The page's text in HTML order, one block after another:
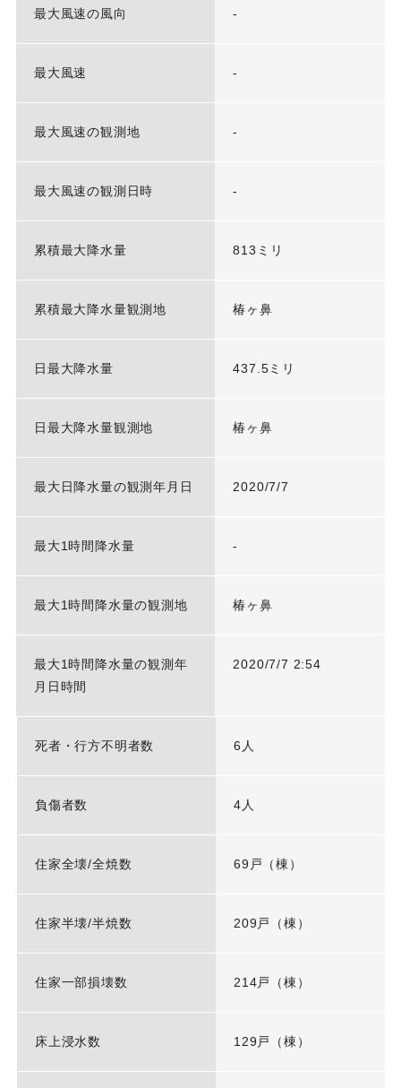
最大風速の風向 -
最大風速 -
最大風速の観測地 -
最大風速の観測日時 -
累積最大降水量 813ミリ
累積最大降水量観測地 椿ヶ鼻
日最大降水量 437.5ミリ
日最大降水量観測地 椿ヶ鼻
最大日降水量の観測年月日 2020/7/7
最大1時間降水量 -
最大1時間降水量の観測地 椿ヶ鼻
最大1時間降水量の観測年
月日時間
2020/7/7 2:54
死者・行方不明者数 6人
負傷者数 4人
住家全壊/全焼数 69戸（棟）
住家半壊/半焼数 209戸（棟）
住家一部損壊数 214戸（棟）
床上浸水数 129戸（棟）